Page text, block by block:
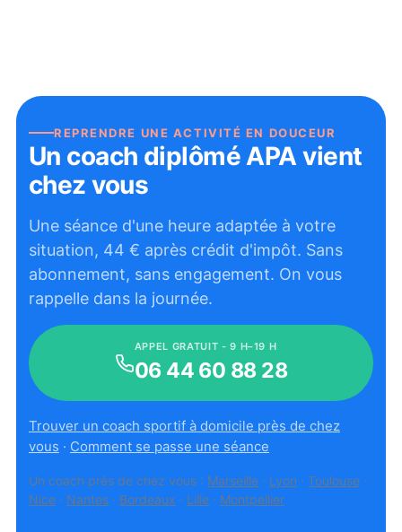
REPRENDRE UNE ACTIVITÉ EN DOUCEUR
Un coach diplômé APA vient
chez vous
Une séance d'une heure adaptée à votre
situation, 44 € après crédit d'impôt. Sans
abonnement, sans engagement. On vous
rappelle dans la journée.
APPEL GRATUIT - 9 H–19 H
06 44 60 88 28
Trouver un coach sportif à domicile près de chez
vous · Comment se passe une séance
Un coach près de chez vous : Marseille · Lyon · Toulouse ·
Nice · Nantes · Bordeaux · Lille · Montpellier